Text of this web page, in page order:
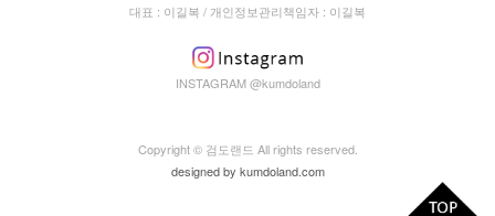
대표 : 이길복 / 개인정보관리책임자 : 이길복
INSTAGRAM @kumdoland
Copyright © 검도랜드 All rights reserved.
designed by kumdoland.com